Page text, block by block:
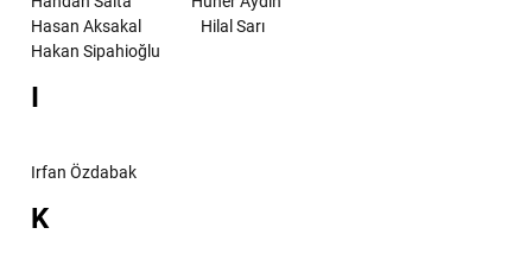
Hasan Aksakal
Hilal Sarı
Hakan Sipahioğlu
I
Irfan Özdabak
K